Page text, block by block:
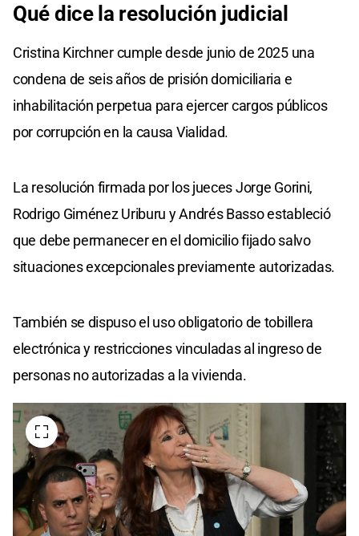
Qué dice la resolución judicial
Cristina Kirchner cumple desde junio de 2025 una
condena de seis años de prisión domiciliaria e
inhabilitación perpetua para ejercer cargos públicos
por corrupción en la causa Vialidad.
La resolución firmada por los jueces Jorge Gorini,
Rodrigo Giménez Uriburu y Andrés Basso estableció
que debe permanecer en el domicilio fijado salvo
situaciones excepcionales previamente autorizadas.
También se dispuso el uso obligatorio de tobillera
electrónica y restricciones vinculadas al ingreso de
personas no autorizadas a la vivienda.